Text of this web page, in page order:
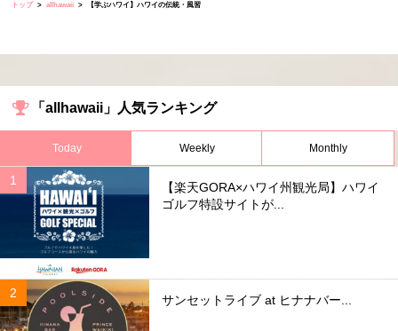
トップ allhawaii 【学ぶハワイ】ハワイの伝統・風習
「allhawaii」人気ランキング
Today Weekly Monthly
【楽天GORA×ハワイ州観光局】ハワイ
ゴルフ特設サイトが...
サンセットライブ at ヒナナバー...